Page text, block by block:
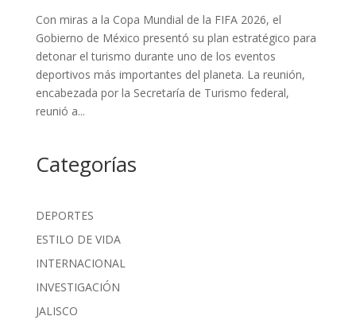
Con miras a la Copa Mundial de la FIFA 2026, el
Gobierno de México presentó su plan estratégico para
detonar el turismo durante uno de los eventos
deportivos más importantes del planeta. La reunión,
encabezada por la Secretaría de Turismo federal,
reunió a...
Categorías
DEPORTES
ESTILO DE VIDA
INTERNACIONAL
INVESTIGACIÓN
JALISCO